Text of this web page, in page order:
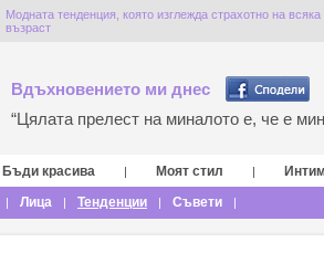
Модната тенденция, която изглежда страхотно на всяка
възраст
Вдъхновението ми днес
“Цялата прелест на миналото е, че е
Бъди красива | Моят стил |
| Лица | Тенденции | Съвети |